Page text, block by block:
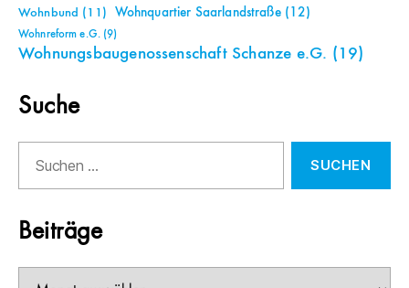
Wohnbund (11) Wohnquartier Saarlandstraße(12)
Wohnreform e.G.(9)
Wohnungsbaugenossenschaft Schanze e.G. (19)
Suche
nach:
Beiträge